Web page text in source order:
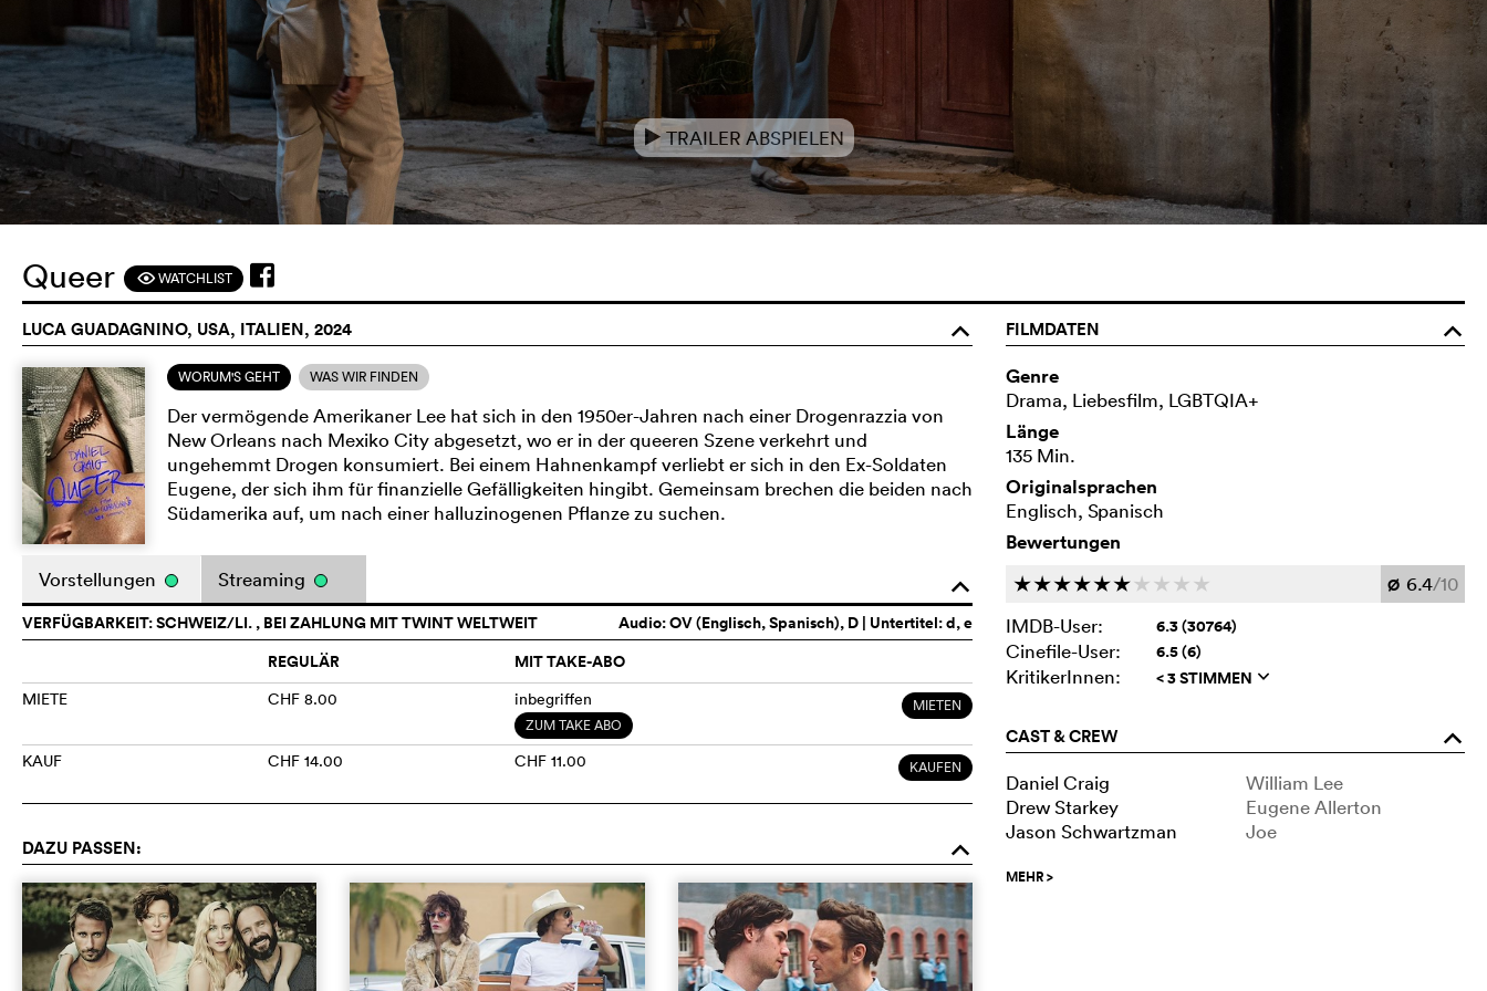
eTRAILER ABSPIELEN
Queer FWATCHLIST
LUCA GUADAGNINO, USA, ITALIEN, 2024 o
WORUM'S GEHT WAS WIR FINDEN
Der vermögende Amerikaner Lee hat sich in den 1950er-Jahren nach einer Drogenrazzia von
New Orleans nach Mexiko City abgesetzt, wo er in der queeren Szene verkehrt und
ungehemmt Drogen konsumiert. Bei einem Hahnenkampf verliebt er sich in den Ex-Soldaten
Eugene, der sich ihm für finanzielle Gefälligkeiten hingibt. Gemeinsam brechen die beiden nach
Südamerika auf, um nach einer halluzinogenen Pflanze zu suchen.
o
Vorstellungen Streaming
Audio:OV (Englisch, Spanisch), D | Untertitel: d, e
VERFÜGBARKEIT: SCHWEIZ/LI. , BEI ZAHLUNG MIT TWINT WELTWEIT
REGULÄR
MIT TAKE-ABO
MIETE CHF 8.00 inbegriffen
ZUM TAKE ABO
MIETEN
KAUF CHF 14.00 CHF 11.00 KAUFEN
DAZU PASSEN: o
FILMDATEN
o
Genre
Drama, Liebesfilm, LGBTQIA+
Länge
135 Min.
Originalsprachen
Englisch, Spanisch
Bewertungen
cccccc c c c c Ø 6.4/10
IMDB-User:
6.3 (30764)
Cinefile-User: 6.5 (6)
KritikerInnen: < 3 STIMMEN q
CAST & CREW o
Daniel Craig
William Lee
Drew Starkey
Eugene Allerton
Jason Schwartzman
Joe
MEHR>